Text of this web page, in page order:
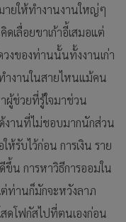
ยให้ทำงานงานใหญ่ๆ
เลื่อยขาเก้าอี้เสมอแต่
งของท่านนั้นทั้งงานเก่า
ำงานในสายไหนแม้คน
ผู้ช่วยที่รู้ใจมาช่วน
งานที่ไม่ชอบมากนักส่วน
รับไว้ก่อน การเงิน ราย
น การหาวิธีการออมใน
ท่านก็มักจะหวังลาภ
ดโฟกัสไปที่ตนเองก่อน